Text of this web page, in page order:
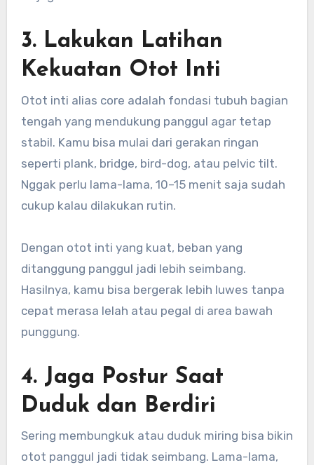
3. Lakukan Latihan
Kekuatan Otot Inti
Otot inti alias core adalah fondasi tubuh bagian
tengah yang mendukung panggul agar tetap
stabil. Kamu bisa mulai dari gerakan ringan
seperti plank, bridge, bird-dog, atau pelvic tilt.
Nggak perlu lama-lama, 10–15 menit saja sudah
cukup kalau dilakukan rutin.
Dengan otot inti yang kuat, beban yang
ditanggung panggul jadi lebih seimbang.
Hasilnya, kamu bisa bergerak lebih luwes tanpa
cepat merasa lelah atau pegal di area bawah
punggung.
4. Jaga Postur Saat
Duduk dan Berdiri
Sering membungkuk atau duduk miring bisa bikin
otot panggul jadi tidak seimbang. Lama-lama,